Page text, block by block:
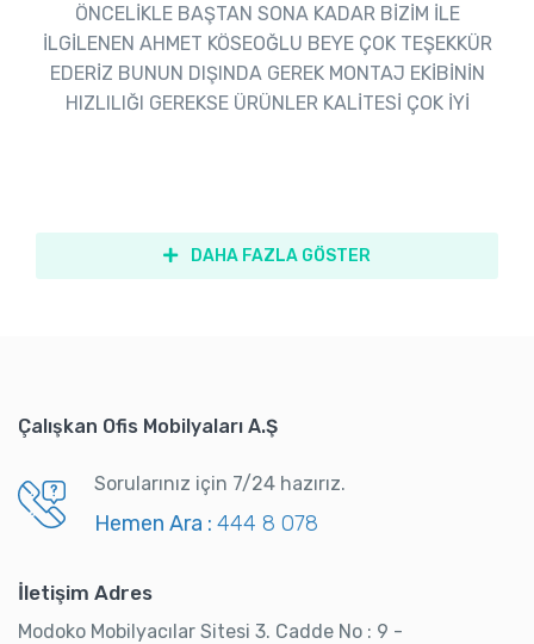
ÖNCELİKLE BAŞTAN SONA KADAR BİZİM İLE
İLGİLENEN AHMET KÖSEOĞLU BEYE ÇOK TEŞEKKÜR
EDERİZ BUNUN DIŞINDA GEREK MONTAJ EKİBİNİN
HIZLILIĞI GEREKSE ÜRÜNLER KALİTESİ ÇOK İYİ
DAHA FAZLA GÖSTER
Çalışkan Ofis Mobilyaları A.Ş
Sorularınız için 7/24 hazırız.
Hemen Ara : 444 8 078
İletişim Adres
Modoko Mobilyacılar Sitesi 3. Cadde No : 9 -